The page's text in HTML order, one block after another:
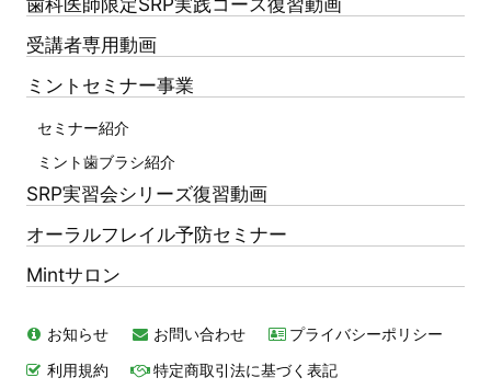
受講者専用動画
ミントセミナー事業
セミナー紹介
ミント歯ブラシ紹介
SRP実習会シリーズ復習動画
オーラルフレイル予防セミナー
Mintサロン
お知らせ お問い合わせ
プライバシーポリシー
利用規約
特定商取引法に基づく表記